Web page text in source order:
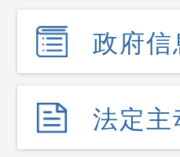
政府
法定